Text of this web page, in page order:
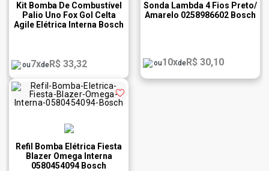
Kit Bomba De Combustível
Palio Uno Fox Gol Celta
Agile Elétrica Interna Bosch
ou7xdeR$ 33,32
Sonda Lambda 4 Fios Preto/
Amarelo 0258986602 Bosch
ou10xdeR$ 30,10
Refil Bomba Elétrica Fiesta
Blazer Omega Interna
0580454094 Bosch